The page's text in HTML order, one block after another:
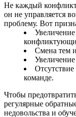
Не каждый
он не управляется
проблему. Вот
Увеличение
Смена тем
команде.
Чтобы
регулярные
недовольства и